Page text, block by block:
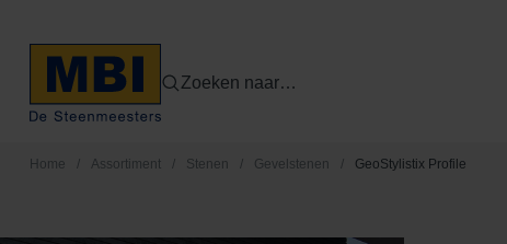
Zoeken naar…
Home / Assortiment / Stenen / Gevelstenen / GeoStylistix Profile